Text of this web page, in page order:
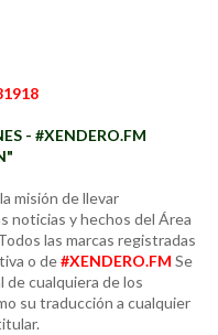
- #XENDERO.FM
misión de llevar
noticias y hechos del Área
las marcas registradas
o de#XENDERO.FM Se
cualquiera de los
su traducción a cualquier